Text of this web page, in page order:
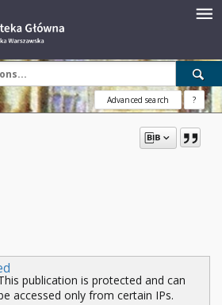
Advanced search ?
publication is protected and can
accessed only from certain IPs.